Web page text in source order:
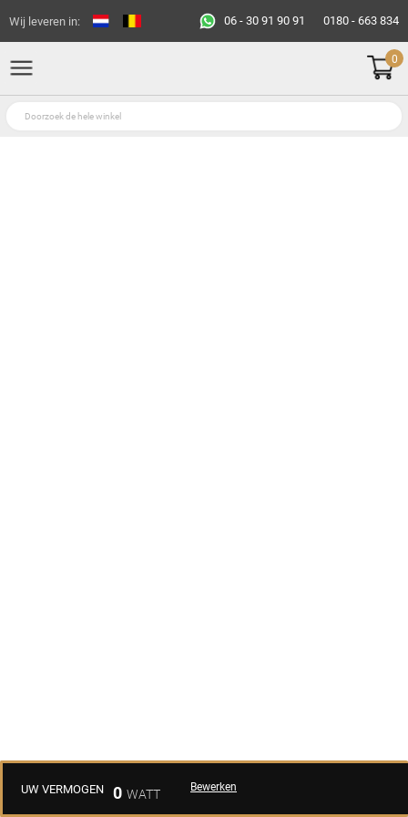
Wij leveren in: 06 - 30 91 90 91 0180 - 663 834
0
UW VERMOGEN 0 Bewerken